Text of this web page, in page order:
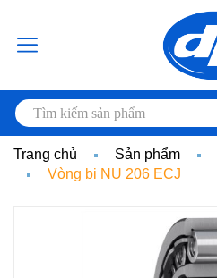
Trang chủ Sản phẩm
Vòng bi NU 206 ECJ